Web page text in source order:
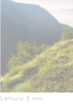
Lettura: 5 min